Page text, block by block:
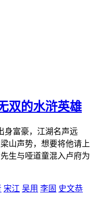
双的水浒英雄
身富豪，江湖名声远
山声势，想要将他请上
生与哑道童混入卢府为
宋江 吴用 李固 史文恭